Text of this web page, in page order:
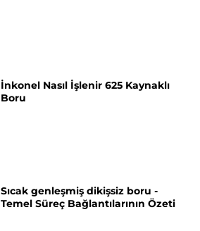
İnkonel Nasıl İşlenir 625 Kaynaklı
Boru
Sıcak genleşmiş dikişsiz boru -
Temel Süreç Bağlantılarının Özeti